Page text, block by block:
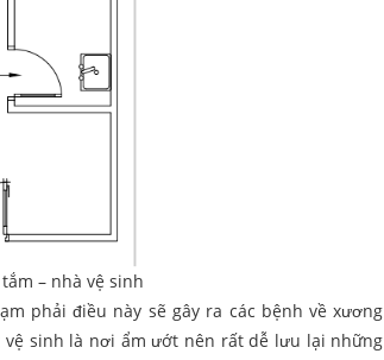
– nhà vệ sinh
phải điều này sẽ gây ra các bệnh về xương
sinh là nơi ẩm ướt nên rất dễ lưu lại những